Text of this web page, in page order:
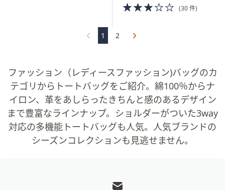
3.0
of
(30 件)
1 2
ファッション（レディースファッション)バッグのカ
テゴリからトートバッグをご紹介。綿100％からナ
イロン、革をあしらったきちんと感のあるデザイン
まで豊富なラインナップ。ショルダーがついた3way
対応の多機能トートバッグも人気。人気ブランドの
シーズンコレクションも見逃せません。